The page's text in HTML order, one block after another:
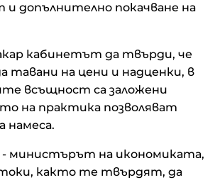
допълнително покачване на
кабинетът да твърди, че
тавани на цени и надценки, в
всъщност са заложени
на практика позволяват
намеса.
- министърът на икономиката,
както те твърдят, да